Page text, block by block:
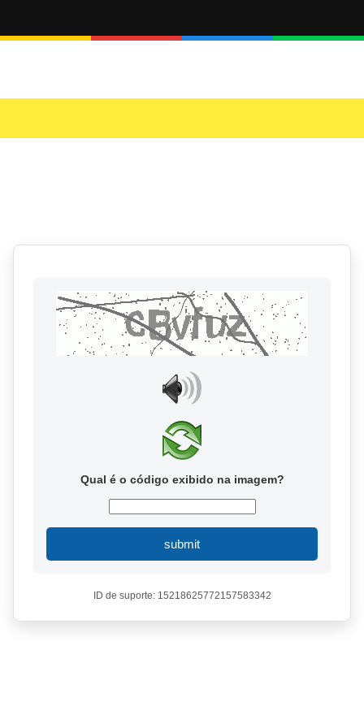
Qual é o código exibido na imagem?
submit
ID de suporte: 15218625772157583342